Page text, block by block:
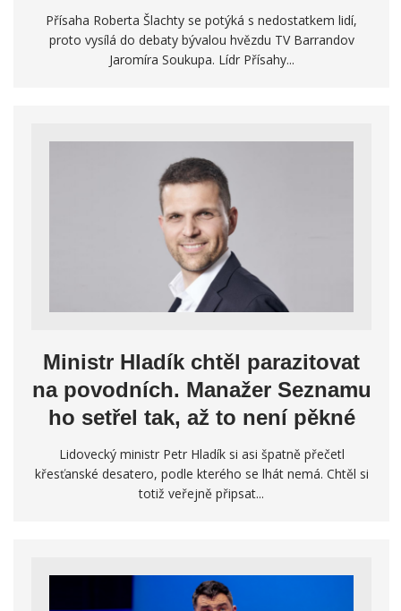
Přísaha Roberta Šlachty se potýká s nedostatkem lidí,
proto vysílá do debaty bývalou hvězdu TV Barrandov
Jaromíra Soukupa. Lídr Přísahy...
Ministr Hladík chtěl parazitovat
na povodních. Manažer Seznamu
ho setřel tak, až to není pěkné
Lidovecký ministr Petr Hladík si asi špatně přečetl
křesťanské desatero, podle kterého se lhát nemá. Chtěl si
totiž veřejně připsat...